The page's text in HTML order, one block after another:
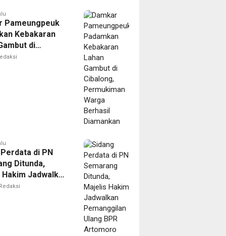
Pameungpeuk
Kebakaran
di
Permukiman
di PN
Ditunda,
Jadwalkan
Ulang BPR
Redaksi